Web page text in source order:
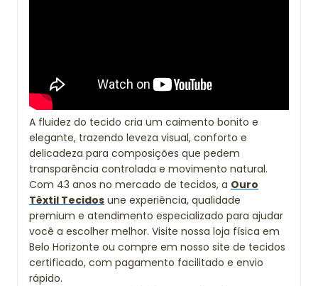
A fluidez do tecido cria um caimento bonito e
elegante, trazendo leveza visual, conforto e
delicadeza para composições que pedem
transparência controlada e movimento natural.
Com 43 anos no mercado de tecidos, a Ouro
Têxtil Tecidos une experiência, qualidade
premium e atendimento especializado para ajudar
você a escolher melhor. Visite nossa loja física em
Belo Horizonte ou compre em nosso site de tecidos
certificado, com pagamento facilitado e envio
rápido.